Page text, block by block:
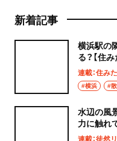
新着記事
横浜駅の
る？【住
連載：住み
#横浜 #
水辺の風
力に触れ
ー】